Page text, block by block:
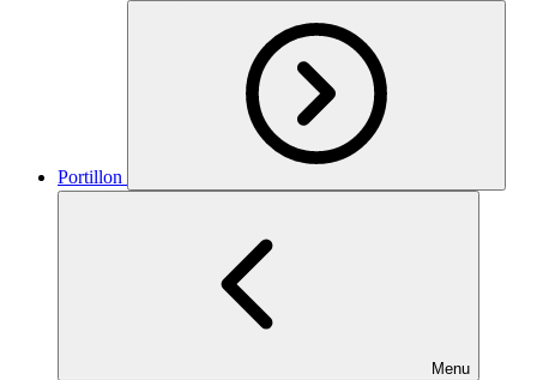
Portillon
Menu